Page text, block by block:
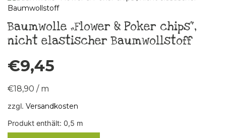
Baumwolle „Flower & Poker chips“,
nicht elastischer Baumwollstoff
€9,45
€18,90 / m
zzgl. Versandkosten
Produkt enthält: 0,5 m